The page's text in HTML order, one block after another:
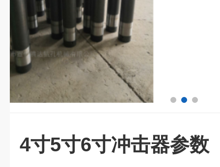
4寸5寸6寸冲击器参数